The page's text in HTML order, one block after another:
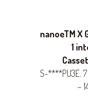
nanoeTM X
1
S-****PU3E.
–